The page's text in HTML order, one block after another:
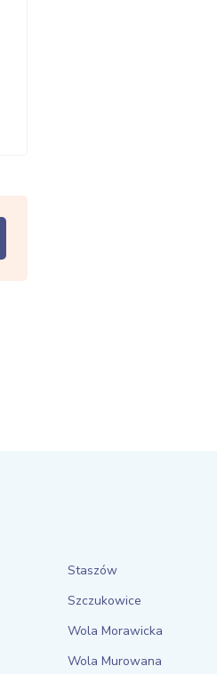
Staszów
Szczukowice
Wola Morawicka
Wola Murowana